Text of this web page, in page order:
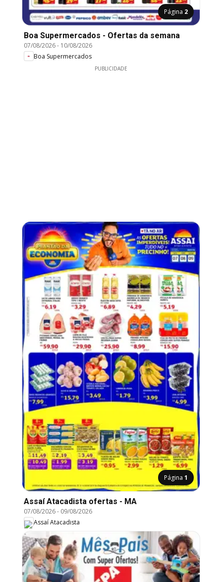
Página 2
Boa Supermercados - Ofertas da semana
07/08/2026- 10/08/2026
Boa Supermercados
PUBLICIDADE
Página 1
Assaí Atacadista ofertas - MA
07/08/2026- 09/08/2026
Assaí Atacadista